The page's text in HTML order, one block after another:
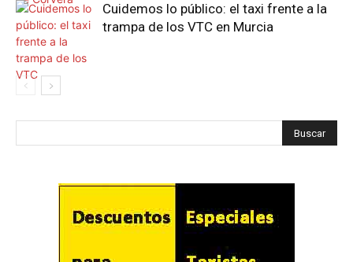
Cuidemos lo público: el taxi frente a la
trampa de los VTC en Murcia